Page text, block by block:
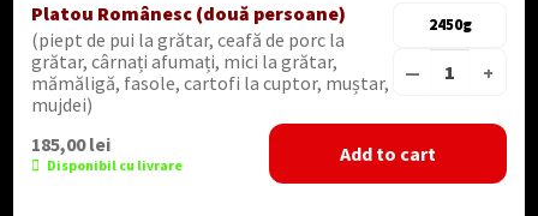
Platou Românesc (două persoane)
(piept de pui la grătar, ceafă de porc la
grătar, cârnați afumați, mici la grătar,
mămăligă, fasole, cartofi la cuptor, muștar,
mujdei)
2450g
— +
185,00lei
Disponibil cu livrare Add to cart